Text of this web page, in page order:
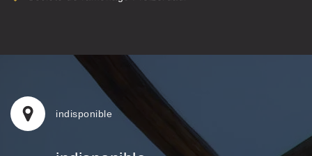
indisponible